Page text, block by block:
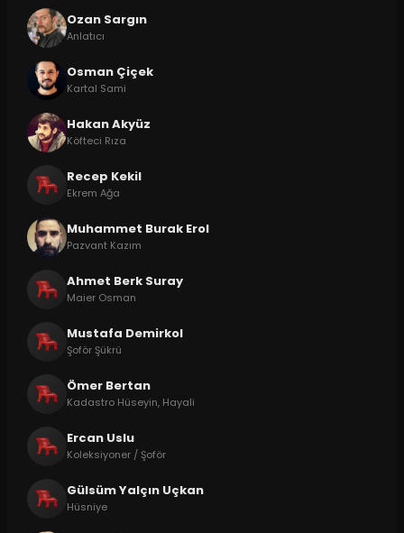
Ozan Sargın
Anlatıcı
Osman Çiçek
Kartal Sami
Hakan Akyüz
Köfteci Rıza
Recep Kekil
Ekrem Ağa
Muhammet Burak Erol
Pazvant Kazım
Ahmet Berk Suray
Maier Osman
Mustafa Demirkol
Şoför Şükrü
Ömer Bertan
Kadastro Hüseyin, Hayali
Ercan Uslu
Koleksiyoner / Şoför
Gülsüm Yalçın Uçkan
Hüsniye